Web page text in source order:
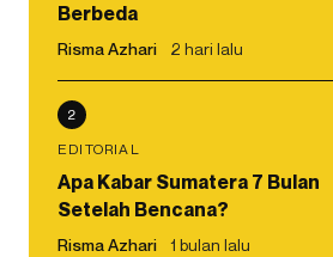
Berbeda
Risma Azhari 2 hari lalu
2
EDITORIAL
Apa Kabar Sumatera 7 Bulan
Setelah Bencana?
Risma Azhari 1 bulan lalu